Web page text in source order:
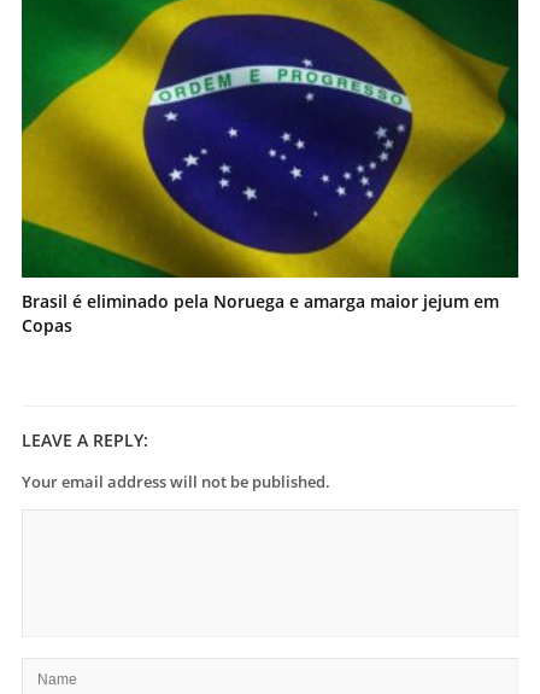
Brasil é eliminado pela Noruega e amarga maior jejum em
Copas
LEAVE A REPLY:
Your email address will not be published.